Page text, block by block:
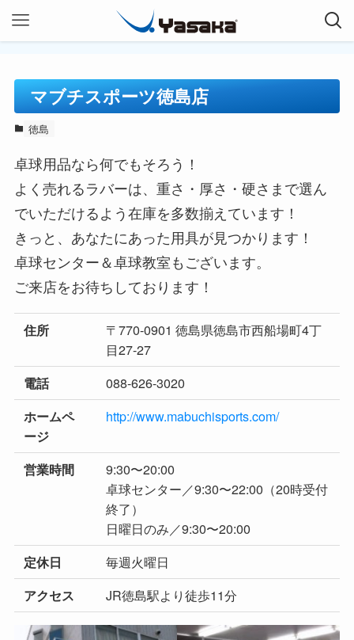
マブチスポーツ徳島店
徳島
卓球用品なら何でもそろう！
よく売れるラバーは、重さ・厚さ・硬さまで選ん
でいただけるよう在庫を多数揃えています！
きっと、あなたにあった用具が見つかります！
卓球センター＆卓球教室もございます。
ご来店をお待ちしております！
住所
〒770-0901 徳島県徳島市西船場町4丁
目27-27
電話 088-626-3020
ホームペ
ージ
http://www.mabuchisports.com/
営業時間
9:30〜20:00
卓球センター／9:30〜22:00（20時受付
終了）
日曜日のみ／9:30〜20:00
定休日 毎週火曜日
アクセス JR徳島駅より徒歩11分